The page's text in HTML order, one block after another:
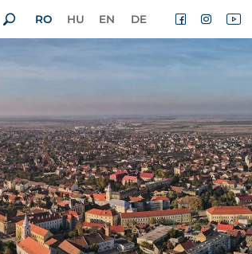
RO HU EN DE